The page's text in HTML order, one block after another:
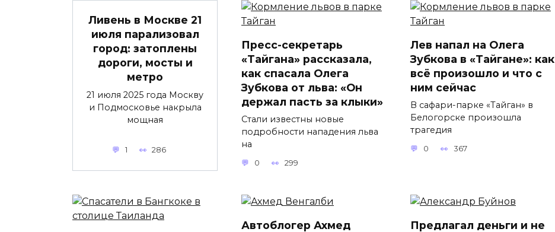
Ливень в Москве 21
июля парализовал
город: затоплены
дороги, мосты и
метро
21 июля 2025 года Москву
и Подмосковье накрыла
мощная
1 286
Пресс-секретарь
«Тайгана» рассказала,
как спасала Олега
Зубкова от льва: «Он
держал пасть за клыки»
Стали известны новые
подробности нападения льва
на
0 299
Лев напал на Олега
Зубкова в «Тайгане»: как
всё произошло и что с
ним сейчас
В сафари-парке «Тайган» в
Белогорске произошла
трагедия
0 367
Автоблогер Ахмед
Предлагал деньги и не